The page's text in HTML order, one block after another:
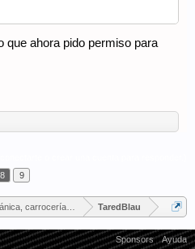
que ahora pido permiso para
8 9
carrocería, tapicería...TaredBlau
Sponsors Ayuda